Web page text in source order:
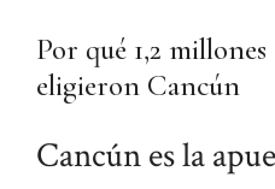
Por qué 1,2
eligieron Cancún
Cancún es la